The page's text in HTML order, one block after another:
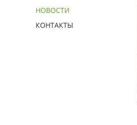
НОВОСТИ
КОНТАКТЫ